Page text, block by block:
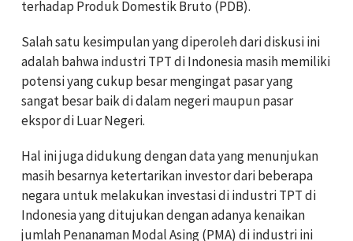
terhadap Produk Domestik Bruto (PDB).
Salah satu kesimpulan yang diperoleh dari diskusi ini
adalah bahwa industri TPT di Indonesia masih memiliki
potensi yang cukup besar mengingat pasar yang
sangat besar baik di dalam negeri maupun pasar
ekspor di Luar Negeri.
Hal ini juga didukung dengan data yang menunjukan
masih besarnya ketertarikan investor dari beberapa
negara untuk melakukan investasi di industri TPT di
Indonesia yang ditujukan dengan adanya kenaikan
jumlah Penanaman Modal Asing (PMA) di industri ini